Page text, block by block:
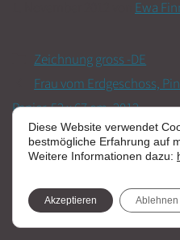
Ewa
Kategorien
Zeichnung gross -DE
Frau vom Erdgeschoss,
Papier, 52 x 67 cm, 2012
Gott bringt den Vögeln das
Tusche auf Papier, 52 x 67 cm,
Diese Website verwendet
bestmögliche Erfahrung auf
Weitere Informationen dazu:
Akzeptieren Ablehnen